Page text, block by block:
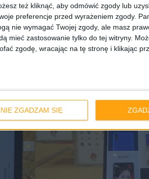
też kliknąć, aby odmówić zgody lub
preferencje przed wyrażeniem zgody.
nie wymagać Twojej zgody, ale masz
mieć zastosowanie tylko do tej witryny.
zgodę, wracając na tę stronę i klikając
NIE ZGADZAM SIĘ
kryzysu. Uwierzcie mi –
się raz dwa (a w
już projektuje).